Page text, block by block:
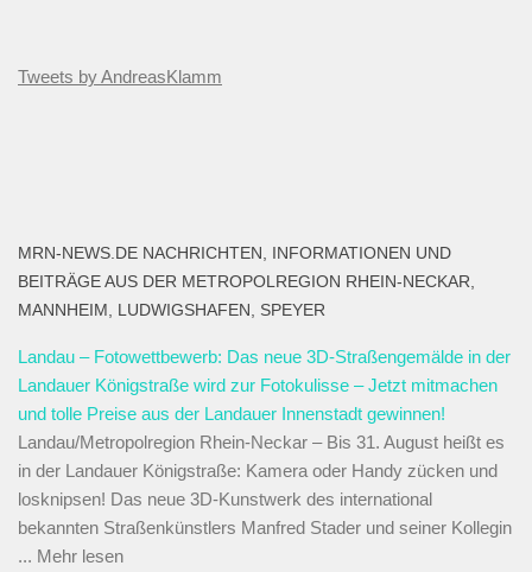
Tweets by AndreasKlamm
MRN-NEWS.DE NACHRICHTEN, INFORMATIONEN UND
BEITRÄGE AUS DER METROPOLREGION RHEIN-NECKAR,
MANNHEIM, LUDWIGSHAFEN, SPEYER
Landau – Fotowettbewerb: Das neue 3D-Straßengemälde in der
Landauer Königstraße wird zur Fotokulisse – Jetzt mitmachen
und tolle Preise aus der Landauer Innenstadt gewinnen!
Landau/Metropolregion Rhein-Neckar – Bis 31. August heißt es
in der Landauer Königstraße: Kamera oder Handy zücken und
losknipsen! Das neue 3D-Kunstwerk des international
bekannten Straßenkünstlers Manfred Stader und seiner Kollegin
... Mehr lesen